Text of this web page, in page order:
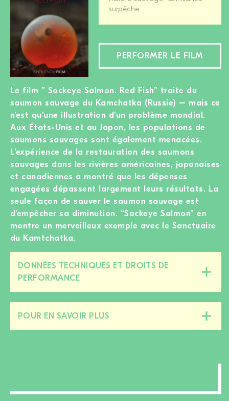
surpêche
PERFORMER LE FILM
Le film ” Sockeye Salmon. Red Fish” traite du
saumon sauvage du Kamchatka (Russie) – mais ce
n’est qu’une illustration d’un problème mondial.
Aux États-Unis et au Japon, les populations de
saumons sauvages sont également menacées.
L’expérience de la restauration des saumons
sauvages dans les rivières américaines, japonaises
et canadiennes a montré que les dépenses
engagées dépassent largement leurs résultats. La
seule façon de sauver le saumon sauvage est
d’empêcher sa diminution. “Sockeye Salmon” en
montre un merveilleux exemple avec le Sanctuaire
du Kamtchatka.
DONNÉES TECHNIQUES ET DROITS DE
PERFORMANCE
POUR EN SAVOIR PLUS
cette
DEVENIR MEMBRE
FAIRE UN DON
Newsletter
Partenaires
Ecoles
Médias
Kits de film
Login